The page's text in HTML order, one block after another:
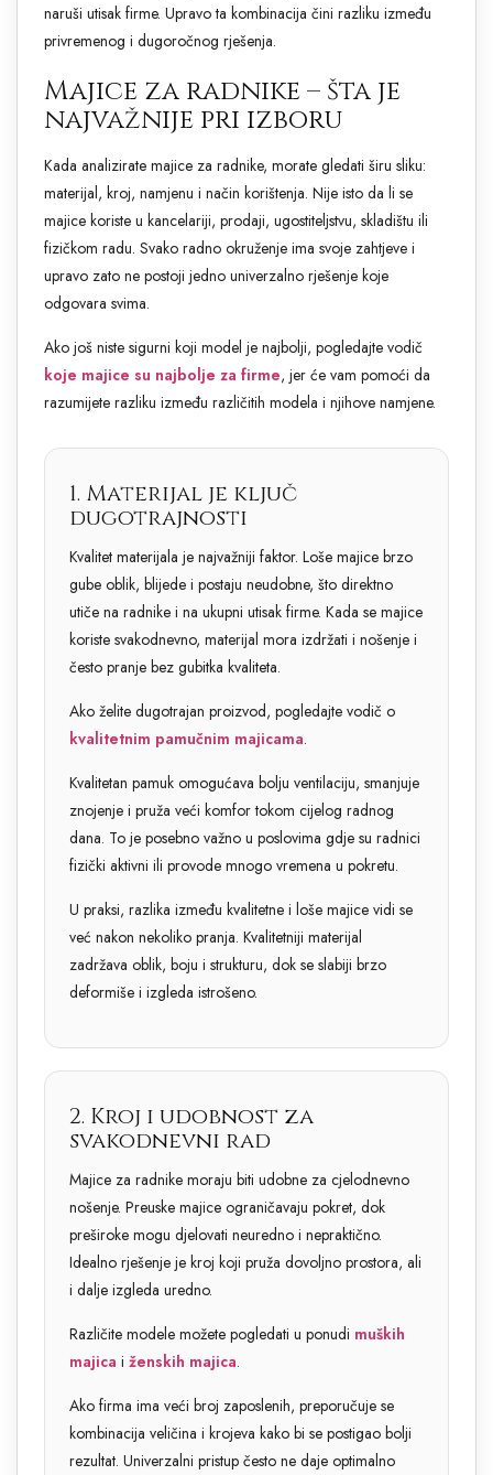
naruši utisak firme. Upravo ta kombinacija čini razliku između
privremenog i dugoročnog rješenja.
Majice za radnike – šta je
najvažnije pri izboru
Kada analizirate majice za radnike, morate gledati širu sliku:
materijal, kroj, namjenu i način korištenja. Nije isto da li se
majice koriste u kancelariji, prodaji, ugostiteljstvu, skladištu ili
fizičkom radu. Svako radno okruženje ima svoje zahtjeve i
upravo zato ne postoji jedno univerzalno rješenje koje
odgovara svima.
Ako još niste sigurni koji model je najbolji, pogledajte vodič
koje majice su najbolje za firme, jer će vam pomoći da
razumijete razliku između različitih modela i njihove namjene.
1. Materijal je ključ
dugotrajnosti
Kvalitet materijala je najvažniji faktor. Loše majice brzo
gube oblik, blijede i postaju neudobne, što direktno
utiče na radnike i na ukupni utisak firme. Kada se majice
koriste svakodnevno, materijal mora izdržati i nošenje i
često pranje bez gubitka kvaliteta.
Ako želite dugotrajan proizvod, pogledajte vodič o
kvalitetnim pamučnim majicama.
Kvalitetan pamuk omogućava bolju ventilaciju, smanjuje
znojenje i pruža veći komfor tokom cijelog radnog
dana. To je posebno važno u poslovima gdje su radnici
fizički aktivni ili provode mnogo vremena u pokretu.
U praksi, razlika između kvalitetne i loše majice vidi se
već nakon nekoliko pranja. Kvalitetniji materijal
zadržava oblik, boju i strukturu, dok se slabiji brzo
deformiše i izgleda istrošeno.
2. Kroj i udobnost za
svakodnevni rad
Majice za radnike moraju biti udobne za cjelodnevno
nošenje. Preuske majice ograničavaju pokret, dok
preširoke mogu djelovati neuredno i nepraktično.
Idealno rješenje je kroj koji pruža dovoljno prostora, ali
i dalje izgleda uredno.
Različite modele možete pogledati u ponudi muških
majica i ženskih majica.
Ako firma ima veći broj zaposlenih, preporučuje se
kombinacija veličina i krojeva kako bi se postigao bolji
rezultat. Univerzalni pristup često ne daje optimalno